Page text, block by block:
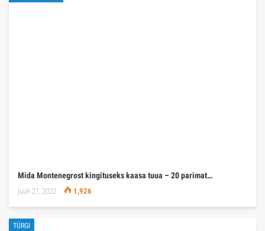
Mida Montenegrost kingituseks kaasa tuua – 20 parimat…
juuli 21, 2022 1,926
TÜRGI